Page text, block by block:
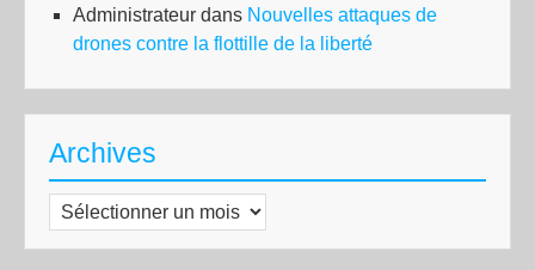
Administrateur dans Nouvelles attaques de
drones contre la flottille de la liberté
Archives
Archives